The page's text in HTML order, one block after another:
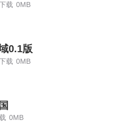
载 0MB
0.1版
载 0MB
0MB